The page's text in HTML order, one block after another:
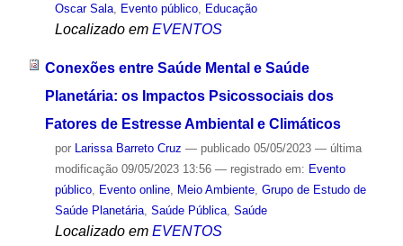
Oscar Sala, Evento público, Educação
Localizado em EVENTOS
Conexões entre Saúde Mental e Saúde
Planetária: os Impactos Psicossociais dos
Fatores de Estresse Ambiental e Climáticos
por Larissa Barreto Cruz — publicado05/05/2023 — última
modificação09/05/2023 13:56 — registrado em: Evento
público, Evento online, Meio Ambiente, Grupo de Estudo de
Saúde Planetária, Saúde Pública, Saúde
Localizado em EVENTOS